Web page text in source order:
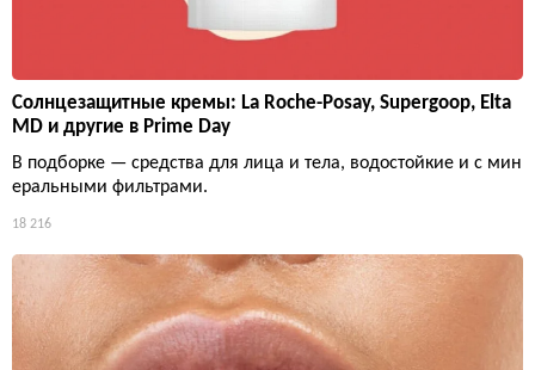
Солнцезащитные кремы: La Roche-Posay, Supergoop, Elta
MD и другие в Prime Day
В подборке — средства для лица и тела, водостойкие и с мин
еральными фильтрами.
18 216